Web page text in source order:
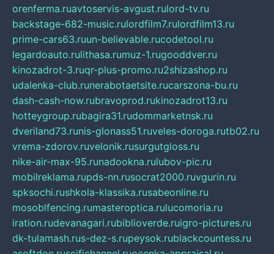
orenferma.ruavtoservis-avgust.rulord-tv.ru
backstage-682-music.rulordfilm7.rulordfilm13.ru
prime-cars63.ruun-believable.rucodetool.ru
legardoauto.rulithasa.rumuz-1.rugooddver.ru
kinozadrot-3.ruqr-plus-promo.ru2shizashop.ru
udalenka-club.runerabotaetsite.rucarszona-bu.ru
dash-cash-now.rubravoprod.rukinozadrot13.ru
hotteygroup.rubagira31.rudommarketnsk.ru
dveriland73.runis-glonass51.ruveles-doroga.rutb02.ru
vrema-zdorov.ruvelonik.rusurgutgloss.ru
nike-air-max-95.runadookna.rulubov-pic.ru
mobilreklama.rupds-nn.rusocrat2000.ruvgurin.ru
spksochi.rushkola-klassika.rusabeonline.ru
mosoblfencing.rumasteroptica.rulucomoria.ru
iration.rudevanagari.rubiblioverde.ruigro-pictures.ru
dk-tulamash.rus-dez-s.rupeysok.rublackcountess.ru